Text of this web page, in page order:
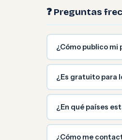
❓ Preguntas
¿Cómo publico mi
¿Es gratuito para
¿En qué países
¿Cómo me